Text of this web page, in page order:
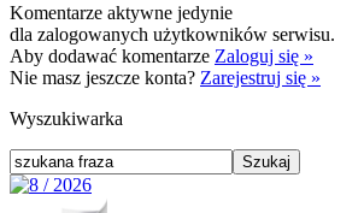
Komentarze aktywne jedynie
dla zalogowanych użytkowników serwisu.
Aby dodawać komentarze Zaloguj się »
Nie masz jeszcze konta? Zarejestruj się »
Wyszukiwarka